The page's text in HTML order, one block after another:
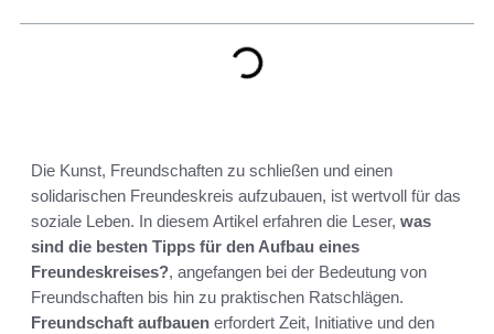
Die Kunst, Freundschaften zu schließen und einen
solidarischen Freundeskreis aufzubauen, ist wertvoll für das
soziale Leben. In diesem Artikel erfahren die Leser, was
sind die besten Tipps für den Aufbau eines
Freundeskreises?, angefangen bei der Bedeutung von
Freundschaften bis hin zu praktischen Ratschlägen.
Freundschaft aufbauen erfordert Zeit, Initiative und den